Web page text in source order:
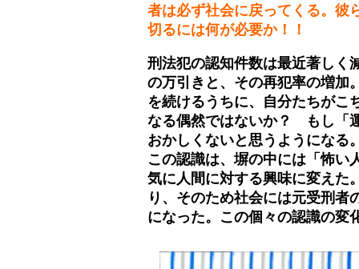
者は必ず社会に戻ってくる。彼
切るには何が必要か！！
刑法犯の認知件数は最近著しく
の万引きと、その再犯率の増加
を続けるうちに、自分たちがこ
なる偶然ではないか？ もし「
おかしくないと思うようになる
この認識は、塀の中には「怖い
気に人間に対する興味に変えた
り、そのため社会には元受刑者
になった。この個々の認識の変